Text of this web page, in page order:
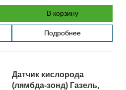
В корзину
Подробнее
Датчик кислорода
(лямбда-зонд) Газель,